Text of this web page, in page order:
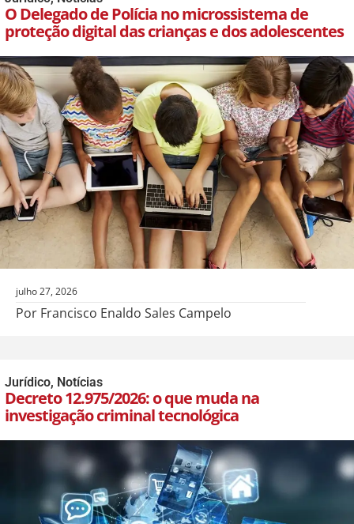
O Delegado de Polícia no microssistema de
proteção digital das crianças e dos adolescentes
julho 27, 2026
Por Francisco Enaldo Sales Campelo
Jurídico, Notícias
Decreto 12.975/2026: o que muda na
investigação criminal tecnológica